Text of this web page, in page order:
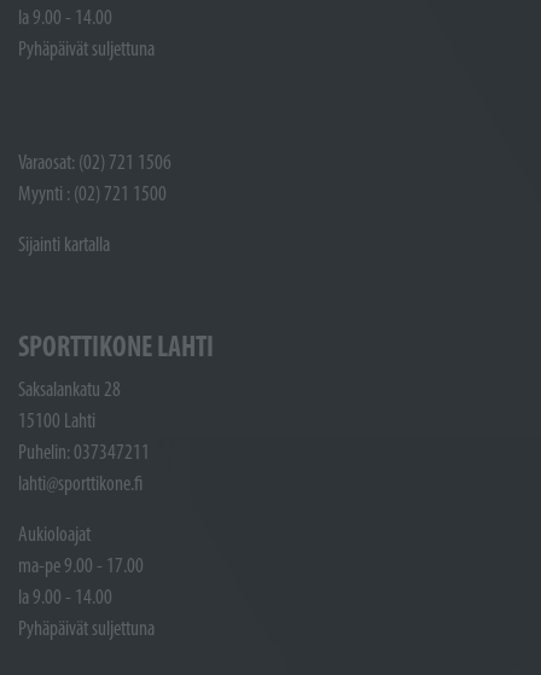
la 9.00 - 14.00
Pyhäpäivät suljettuna
Varaosat: (02) 721 1506
Myynti : (02) 721 1500
Sijainti kartalla
SPORTTIKONE LAHTI
Saksalankatu 28
15100 Lahti
Puhelin: 037347211
lahti@sporttikone.fi
Aukioloajat
ma-pe 9.00 - 17.00
la 9.00 - 14.00
Pyhäpäivät suljettuna